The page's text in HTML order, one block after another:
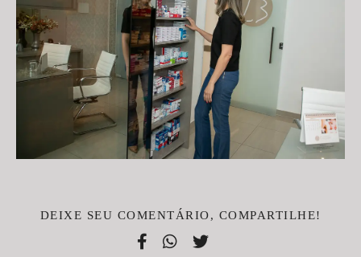
DEIXE SEU COMENTÁRIO, COMPARTILHE!